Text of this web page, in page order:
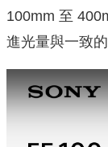
100mm 至
進光量與一致的